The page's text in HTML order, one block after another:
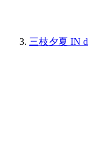
三枝夕夏 IN